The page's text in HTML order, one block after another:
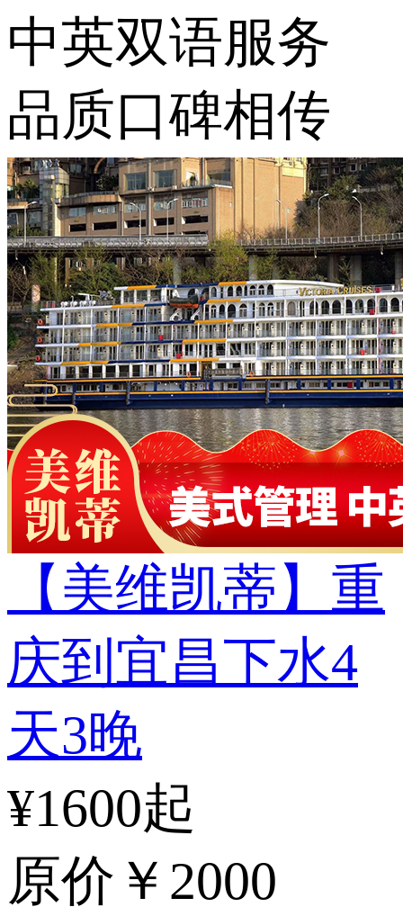
中英双语服务
品质口碑相传
【美维凯蒂】重
庆到宜昌下水4
天3晚
¥1600起
原价 ￥2000